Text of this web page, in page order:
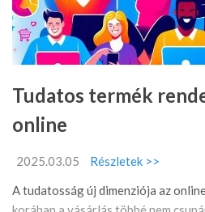
Tudatos termék
online
2025.03.05
Részletek >>
A tudatosság új dimenziója az